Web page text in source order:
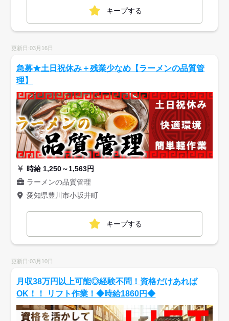
キープする
更新日:03月16日
急募★土日祝休み＋残業少なめ【ラーメンの品質管
理】
時給 1,250～1,563円
ラーメンの品質管理
愛知県豊川市小坂井町
キープする
更新日:03月10日
月収38万円以上可能◎経験不問！資格だけあれば
OK！！ リフト作業！◆時給1860円◆